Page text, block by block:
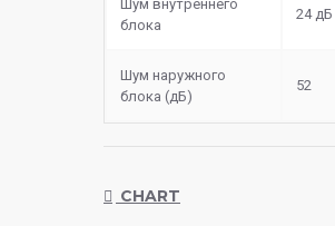
Шум внутреннего
блока
24 дБ
Шум наружного
блока (дБ)
52
CHART